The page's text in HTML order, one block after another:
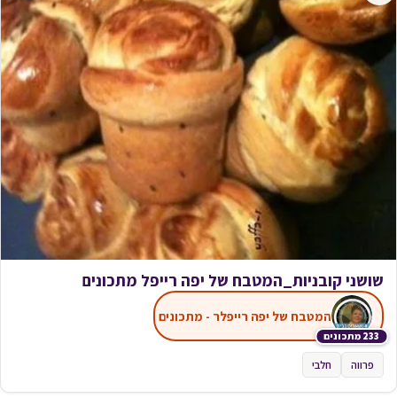
שושני קובניות_המטבח של יפה רייפל מתכונים
233 מתכונים
המטבח של יפה רייפלר - מתכונים
פרווה חלבי